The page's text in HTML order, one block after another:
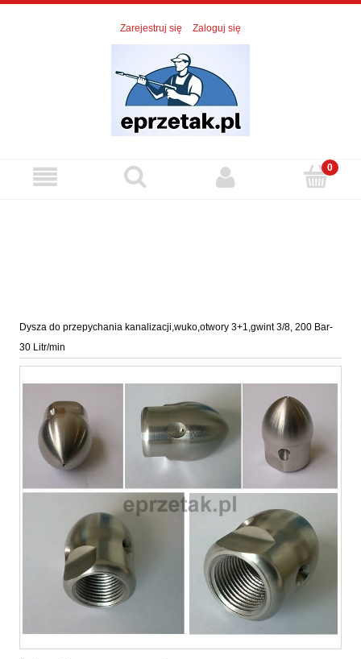
Zarejestruj się Zaloguj się
Dysza do przepychania kanalizacji,wuko,otwory 3+1,gwint 3/8, 200 Bar-
30 Litr/min